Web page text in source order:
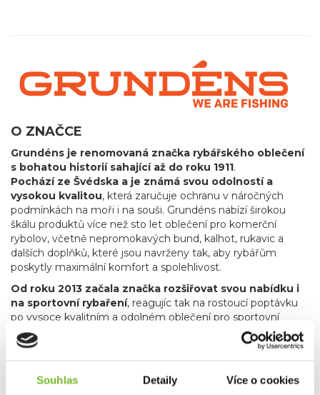
Souhlas Detaily Více o cookies
O ZNAČCE
Grundéns je renomovaná značka rybářského oblečení
s bohatou historií sahající až do roku 1911.
Pochází ze Švédska a je známá svou odolností a
vysokou kvalitou, která zaručuje ochranu v náročných
podmínkách na moři i na souši. Grundéns nabízí širokou
škálu produktů více než sto let oblečení pro komerční
rybolov, včetně nepromokavých bund, kalhot, rukavic a
dalších doplňků, které jsou navrženy tak, aby rybářům
poskytly maximální komfort a spolehlivost.
Od roku 2013 začala značka rozšiřovat svou nabídku i
na sportovní rybaření, reagujíc tak na rostoucí poptávku
po vysoce kvalitním a odolném oblečení pro sportovní
rybáře. Grundéns nyní nabízí špičkové vybavení pro
muškaření a přívlač, které splňuje náročné požadavky
pro muškaření a přívlač zahrnují vše od technických
bund a až po broďáky, které vám umožní soustředit se